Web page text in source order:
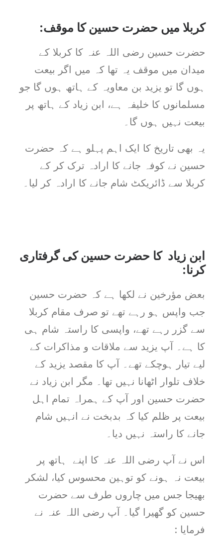
کربلا میں حضرت حسین کا موقف:
حضرت حسین رضی اللہ عنہ کا کربلا کے
میدان میں موقف یہ تھا کہ میں اگر بیعت
ہوں گا تو یزید بن معاویہ کے ہاتھ ہوں گا جو
مسلمانوں کا خلیفہ ہے، ابن زیاد کے ہاتھ پر
بیعت نہیں ہوں گا۔
یہ بھی تاریخ کا ایک اہم پہلو ہے کہ حضرت
حسین نے کوفہ جانے کا ارادہ ترک کر کے
کربلا سے ڈائریکٹ شام جانے کا ارادہ کر لیا۔
ابن زیاد کا حضرت حسین کی گرفتاری
کرنا:
بعض مؤرخین نے لکھا ہے کہ حضرت حسین
جب واپس ہو رہے تھے تو صرف مقام کربلا
سے گزر رہے تھے، واپسی کا راستہ شام ہی
کا ہے۔ آپ یزید سے ملاقات و مذاکرات کے
لیے تیار ہوچکے تھے۔ آپ کا مقصد یزید کے
خلاف تلوار اٹھانا نہیں تھا۔ مگر ابن زیاد نے
حضرت حسین اور آپ کے ہمراہ تمام اہل
بیعت پر ظلم کیا کہ بدبخت نے انہیں شام
جانے کا راستہ نہیں دیا۔
اس نے آپ رضی اللہ عنہ کا اپنے ہاتھ پر
بیعت نہ ہونے کو توہین محسوس کیا، لشکر
بھیجا جس میں چاروں طرف سے حضرت
حسین کو گھیرا گیا۔ آپ رضی اللہ عنہ نے
فرمایا :